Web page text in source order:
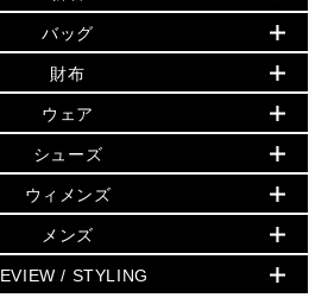
バッグ
小物
シューズ・靴
ウェア
アクセサリー
時計
▶ メンズ
バッグ
THE MONTH - 今月の特別価格
再値下げアイテム
追加アイテム
すべて(ウェア・シューズ除く)
バッグ
財布・小物
ウェア
シューズ
計・ジュエリー
夏のスタイル
▶ すべて
▶ ウィメンズすべて
財布・小物
アクセサリー
フレグランス
シューズ
バッグ
人気の定番アイテム
日本限定 - バッグ
▶ ウィメンズすべて
トートバッグ
ショルダーバッグ
スボディ・斜め掛け
財布
日本限定 - 財布・小物
▶ ウィメンズすべて
GREENWICH
布(二つ折り・三つ折り)
長財布
ウェア
▶ ウィメンズすべて
トップス
スカート・パンツ
ケット・アウター
シューズ
▶ ウィメンズすべて
サンダル
スニーカー
ウィメンズ
人気の定番アイテム
ウィメンズすべて
メンズ
▶ メンズすべて
/ STYLING